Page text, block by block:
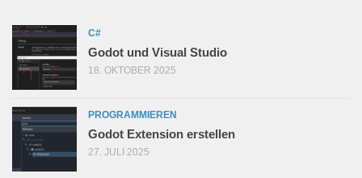
C#
Godot und Visual Studio
18. OKTOBER 2025
PROGRAMMIEREN
Godot Extension erstellen
27. JULI 2025